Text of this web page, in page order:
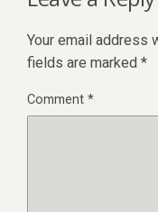
Your email address
fields are marked *
Comment*